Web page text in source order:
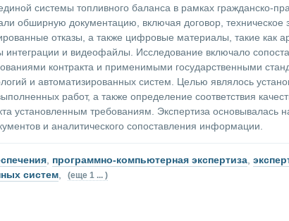
системы топливного баланса в рамках гражданско-
обширную документацию, включая договор, техническое
отказы, а также цифровые материалы, такие как
и видеофайлы. Исследование включало
контракта и применимыми государственными
и автоматизированных систем. Целью являлось
работ, а также определение соответствия
установленным требованиям. Экспертиза основывалась
и аналитического сопоставления информации.
, программно-компьютерная экспертиза,
систем, (еще 1 ... )